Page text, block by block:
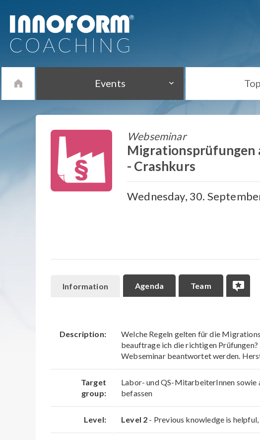
Events
Webseminar
Migrationsprüfungen
- Crashkurs
Wednesday, 30.
Information Agenda Team
Description:
Welche Regeln gelten für die
beauftrage ich die richtigen
Webseminar beantwortet werden.
Target
group:
Labor- und QS-MitarbeiterInnen
befassen
Level: Level 2 - Previous knowledge is